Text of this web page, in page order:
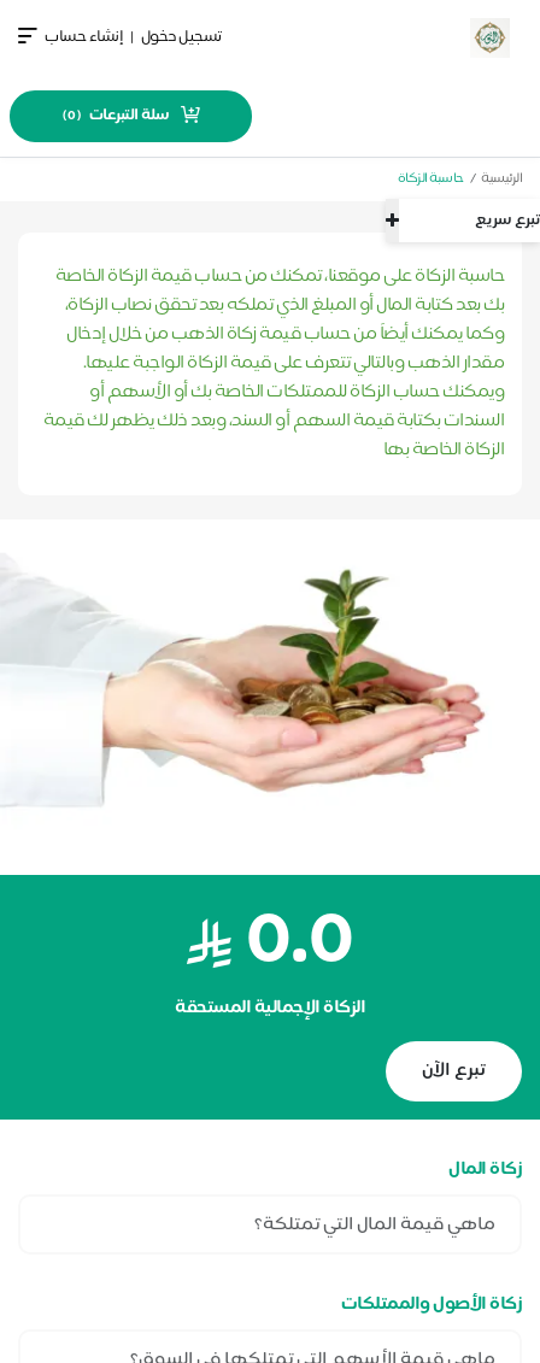
تبرع سريع
تسجيل دخول | إنشاء حساب
سلة التبرعات (
0
)
الرئيسية حاسبة الزكاة
حاسبة الزكاة على موقعنا، تمكنك من حساب قيمة الزكاة الخاصة
بك بعد كتابة المال أو المبلغ الذي تملكه بعد تحقق نصاب الزكاة،
وكما يمكنك أيضاً من حساب قيمة زكاة الذهب من خلال إدخال
مقدار الذهب وبالتالي تتعرف على قيمة الزكاة الواجبة عليها.
ويمكنك حساب الزكاة للممتلكات الخاصة بك أو الأسهم أو
السندات بكتابة قيمة السهم أو السند، وبعد ذلك يظهر لك قيمة
الزكاة الخاصة بها
0.0
الزكاة الإجمالية المستحقة
تبرع الآن
زكاة المال
زكاة الأصول والممتلكات